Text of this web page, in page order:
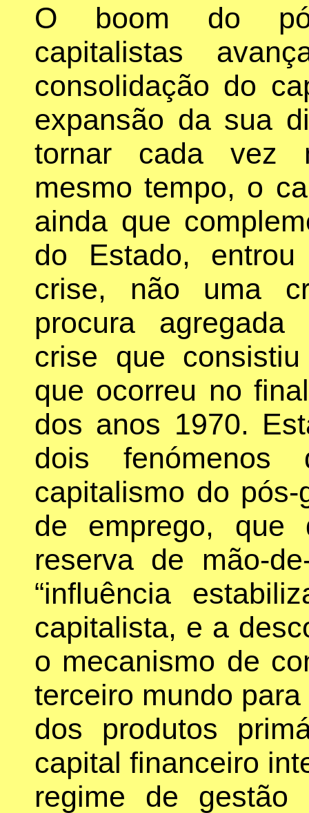
O boom do
capitalistas
consolidação do
expansão da sua
tornar cada
mesmo tempo, o
ainda que
do Estado,
crise, não uma
procura
crise que
que ocorreu no
dos anos 1970.
dois fenómenos
capitalismo do
de emprego, que
reserva de mão-
“influência
capitalista, e a
o mecanismo de
terceiro mundo
dos produtos
capital financeiro
regime de gestão